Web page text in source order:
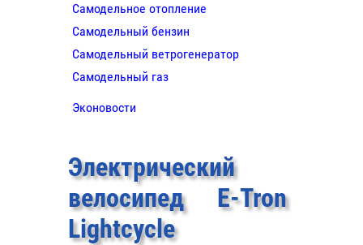
Самодельное отопление
Самодельный бензин
Самодельный ветрогенератор
Самодельный газ
Эконовости
Электрический
велосипед E-Tron
Lightcycle